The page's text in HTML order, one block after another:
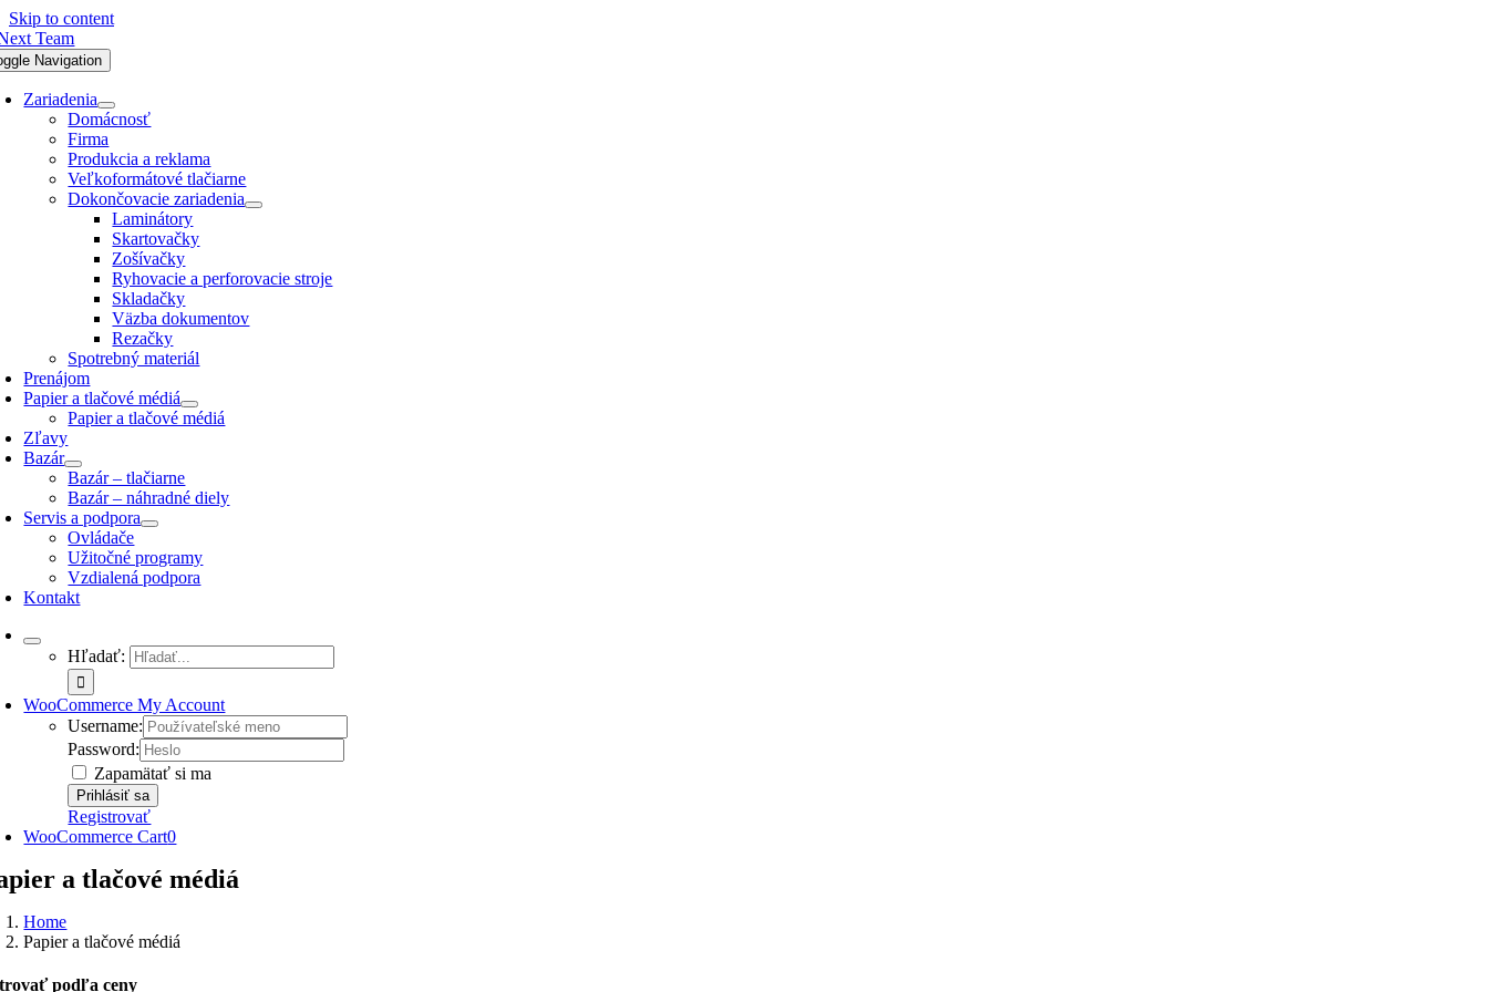
Skip to content
Navigation
Zariadenia
Domácnosť
Firma
Produkcia a reklama
Veľkoformátové tlačiarne
Dokončovacie zariadenia
Laminátory
Skartovačky
Zošívačky
Ryhovacie a perforovacie stroje
Skladačky
Väzba dokumentov
Rezačky
Spotrebný materiál
Prenájom
Papier a tlačové médiá
Papier a tlačové médiá
Zľavy
Bazár
Bazár – tlačiarne
Bazár – náhradné diely
Servis a podpora
Ovládače
Užitočné programy
Vzdialená podpora
Kontakt
Hľadať:
WooCommerce My Account
Username:
Password:
Zapamätať si ma
Registrovať
WooCommerce Cart0
a tlačové médiá
Home
Papier a tlačové médiá
podľa ceny